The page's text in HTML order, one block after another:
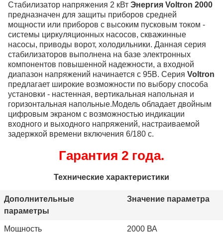
Стабилизатор напряжения 2 кВт Энергия Voltron 2000
предназначен для защиты приборов средней
мощности или приборов с высоким пусковым током -
системы циркуляционных насосов, скважинные
насосы, приводы ворот, холодильники. Данная серия
стабилизаторов выполнена на базе электронных
компонентов повышенной надежности, а входной
диапазон напряжений начинается с 95В. Серия Voltron
предлагает широкие возможности по выбору способа
установки - настенная, вертикальная напольная и
горизонтальная напольные.Модель обладает двойным
цифровым экраном с возможностью индикации
входного и выходного напряжений, настраиваемой
задержкой времени включения 6/180 с.
Гарантия 2 года.
Технические характеристики
Дополнительные
параметры
Значение параметра
Мощность 2000 ВА